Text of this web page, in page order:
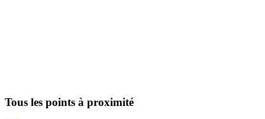
Tous les points à proximité